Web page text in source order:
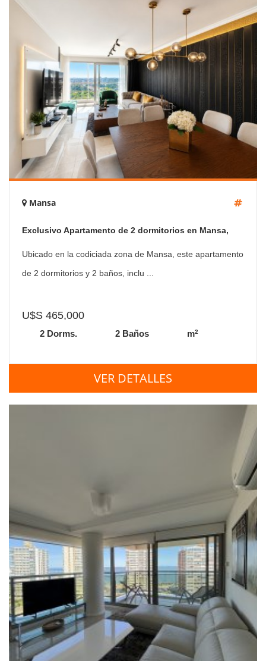
Mansa
Exclusivo Apartamento de 2 dormitorios en Mansa,
Punta del Este
Ubicado en la codiciada zona de Mansa, este apartamento
de 2 dormitorios y 2 baños, inclu ...
U$S 465,000
2 Dorms. 2 Baños m2
VER DETALLES